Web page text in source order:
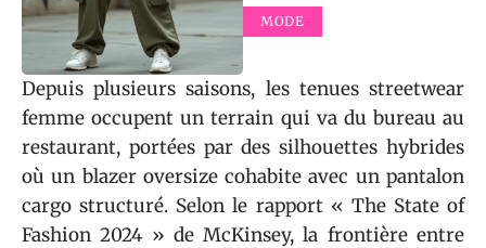
MODE
Depuis plusieurs saisons, les tenues streetwear
femme occupent un terrain qui va du bureau au
restaurant, portées par des silhouettes hybrides
où un blazer oversize cohabite avec un pantalon
cargo structuré. Selon le rapport « The State of
Fashion 2024 » de McKinsey, la frontière entre